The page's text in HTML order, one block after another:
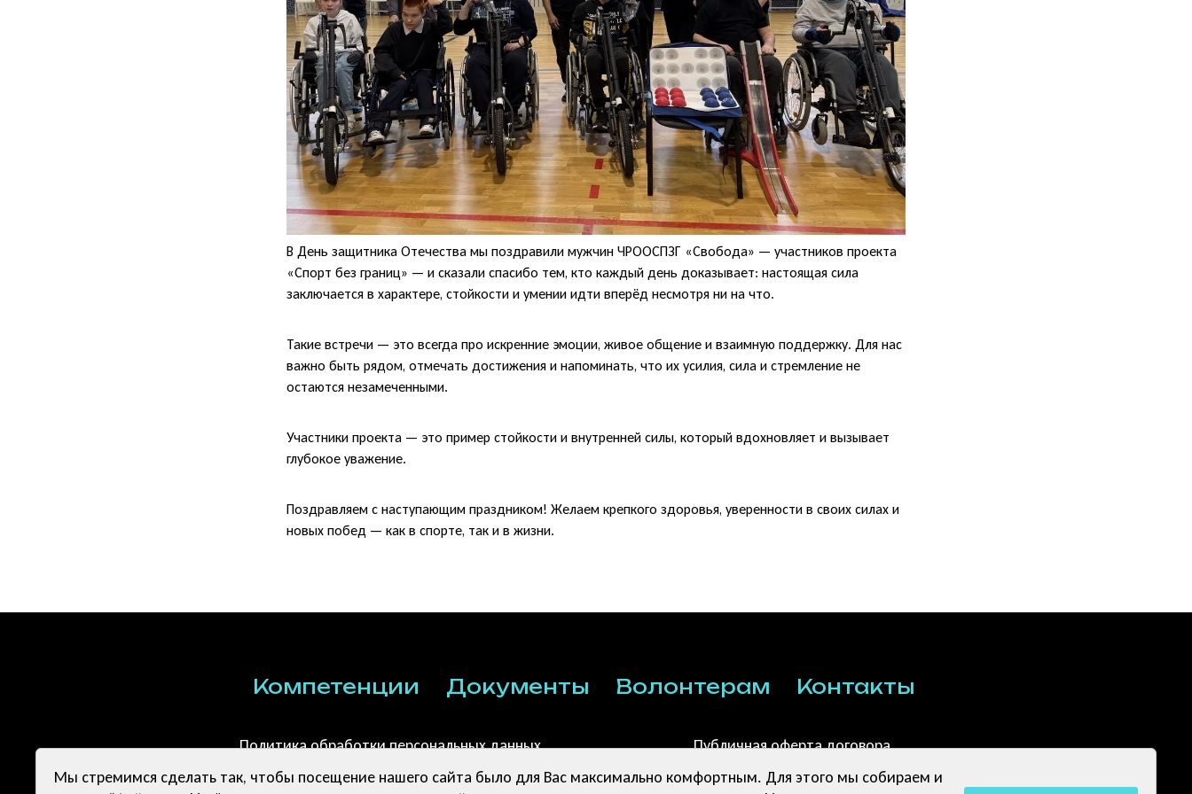
Мы стремимся сделать так, чтобы посещение нашего сайта было для Вас максимально комфортным. Для этого мы собираем и
В День защитника Отечества мы поздравили мужчин ЧРООСПЗГ «Свобода» — участников проекта
«Спорт без границ» — и сказали спасибо тем, кто каждый день доказывает: настоящая сила
заключается в характере, стойкости и умении идти вперёд несмотря ни на что.
Такие встречи — это всегда про искренние эмоции, живое общение и взаимную поддержку. Для нас
важно быть рядом, отмечать достижения и напоминать, что их усилия, сила и стремление не
остаются незамеченными.
Участники проекта — это пример стойкости и внутренней силы, который вдохновляет и вызывает
глубокое уважение.
Поздравляем с наступающим праздником! Желаем крепкого здоровья, уверенности в своих силах и
новых побед — как в спорте, так и в жизни.
Политика обработки персональных данных
Публичная оферта договора
пожертвования
Компетенции Документы Волонтерам Контакты